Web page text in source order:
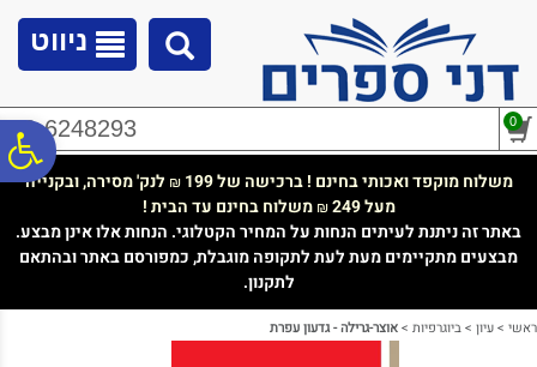
נגישות
ניווט
02-6248293 0
משלוח מוקפד ואכותי בחינם ! ברכישה של 199 ₪ לנק' מסירה, ובקנייה
מעל 249
₪משלוח בחינם עד הבית !
באתר זה ניתנת לעיתים הנחות על המחיר הקטלוגי. הנחות אלו אינן מבצע.
מבצעים מתקיימים מעת לעת לתקופה מוגבלת, כמפורסם באתר ובהתאם
לתקנון.
ראשי >עיון >ביוגרפיות >אוצר-גרילה - גדעון עפרת